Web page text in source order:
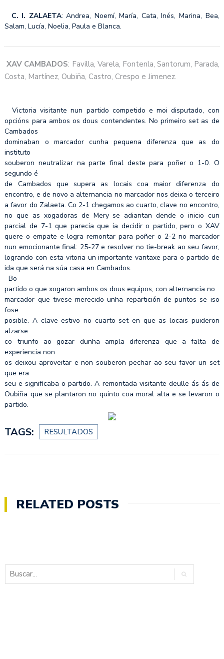
C. I. ZALAETA: Andrea, Noemí, María, Cata, Inés, Marina, Bea,
Salam, Lucía, Noelia, Paula e Blanca.
XAV CAMBADOS: Favilla, Varela, Fontenla, Santorum, Parada,
Costa, Martínez, Oubiña, Castro, Crespo e Jimenez.
Victoria visitante nun partido competido e moi disputado, con
opcións para ambos os dous contendentes. No primeiro set as de
Cambados
dominaban o marcador cunha pequena diferenza que as do
instituto
souberon neutralizar na parte final deste para poñer o 1-0. O
segundo é
de Cambados que supera as locais coa maior diferenza do
encontro, e de novo a alternancia no marcador nos deixa o terceiro
a favor do Zalaeta. Co 2-1 chegamos ao cuarto, clave no encontro,
no que as xogadoras de Mery se adiantan dende o inicio cun
parcial de 7-1 que parecía que ía decidir o partido, pero o XAV
quere o empate e logra remontar para poñer o 2-2 no marcador
nun emocionante final: 25-27 e resolver no tie-break ao seu favor,
logrando con esta vitoria un importante vantaxe para o partido de
ida que será na súa casa en Cambados.
Bo
partido o que xogaron ambos os dous equipos, con alternancia no
marcador que tivese merecido unha repartición de puntos se iso
fose
posible. A clave estivo no cuarto set en que as locais puideron
alzarse
co triunfo ao gozar dunha ampla diferenza que a falta de
experiencia non
os deixou aproveitar e non souberon pechar ao seu favor un set
que era
seu e significaba o partido. A remontada visitante deulle ás ás de
Oubiña que se plantaron no quinto coa moral alta e se levaron o
partido.
TAGS: RESULTADOS
RELATED POSTS